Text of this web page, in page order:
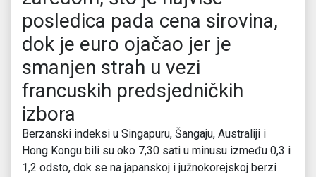
posledica pada cena sirovina,
dok je euro ojačao jer je
smanjen strah u vezi
francuskih predsjedničkih
izbora
Berzanski indeksi u Singapuru, Šangaju, Australiji i
Hong Kongu bili su oko 7,30 sati u minusu između 0,3 i
1,2 odsto, dok se na japanskoj i južnokorejskoj berzi